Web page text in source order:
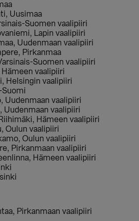
Uusimaa
Suomen vaalipiiri
Lapin vaalipiiri
Uudenmaan vaalipiiri
Pirkanmaa
Suomen vaalipiiri
Hämeen vaalipiiri
Helsingin vaalipiiri
Suomi
Uudenmaan vaalipiiri
Uudenmaan vaalipiiri
Hämeen vaalipiiri
Oulun vaalipiiri
Oulun vaalipiiri
Pirkanmaan vaalipiiri
Hämeen vaalipiiri
Pirkanmaan vaalipiiri